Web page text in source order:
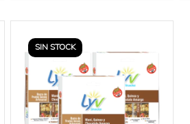
SIN STOCK